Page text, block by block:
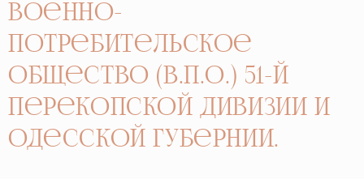
Военно-
Потребительское
Общество (В.П.О.) 51-й
Перекопской дивизии и
Одесской губернии.